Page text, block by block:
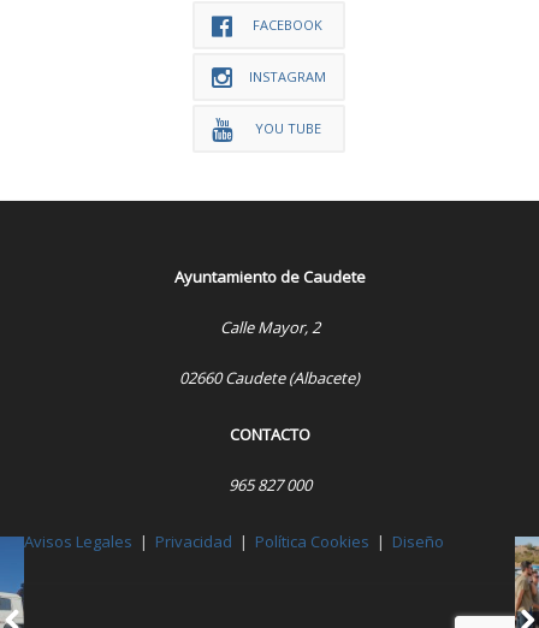
FACEBOOK
INSTAGRAM
YOU TUBE
Ayuntamiento de Caudete
Calle Mayor, 2
02660 Caudete (Albacete)
CONTACTO
965 827 000
Avisos Legales | Privacidad | Política Cookies | Diseño